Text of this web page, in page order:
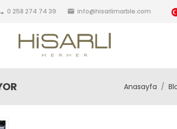
0 258 274 74 39 email info@hisarlimarble.com
Anasayfa